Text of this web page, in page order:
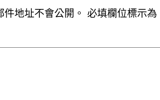
地址不會公開。 必填欄位標示為